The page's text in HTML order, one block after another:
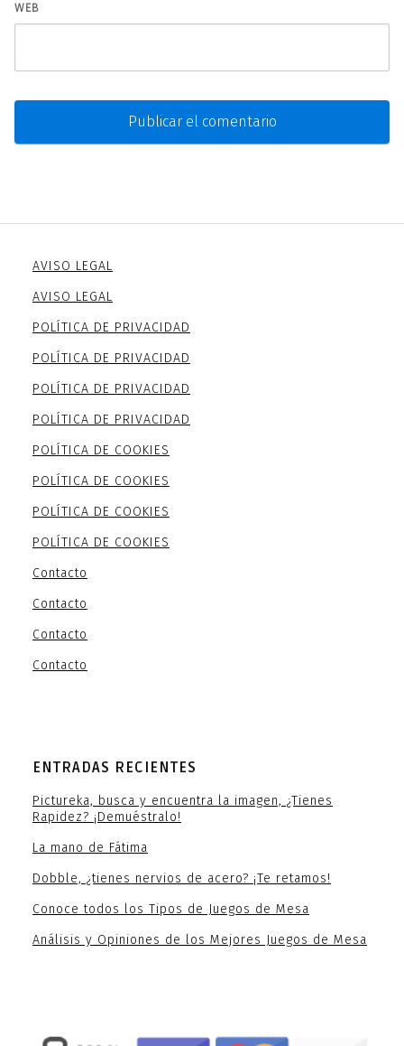
WEB
AVISO LEGAL
AVISO LEGAL
POLÍTICA DE PRIVACIDAD
POLÍTICA DE PRIVACIDAD
POLÍTICA DE PRIVACIDAD
POLÍTICA DE PRIVACIDAD
POLÍTICA DE COOKIES
POLÍTICA DE COOKIES
POLÍTICA DE COOKIES
POLÍTICA DE COOKIES
Contacto
Contacto
Contacto
Contacto
ENTRADAS RECIENTES
Pictureka, busca y encuentra la imagen, ¿Tienes
Rapidez? ¡Demuéstralo!
La mano de Fátima
Dobble, ¿tienes nervios de acero? ¡Te retamos!
Conoce todos los Tipos de Juegos de Mesa
Análisis y Opiniones de los Mejores Juegos de Mesa